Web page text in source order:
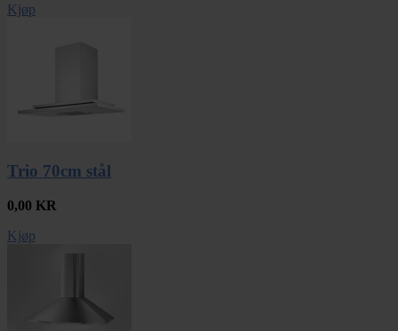
Kjøp
Trio 70cm stål
0,00 KR
Kjøp